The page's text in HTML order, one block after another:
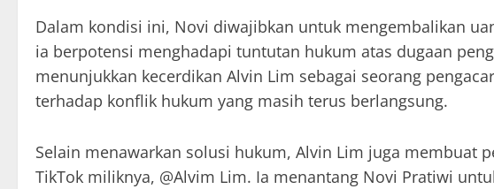
Dalam kondisi ini, Novi diwajibkan untuk mengembalikan
ia berpotensi menghadapi tuntutan hukum atas dugaan
menunjukkan kecerdikan Alvin Lim sebagai seorang
terhadap konflik hukum yang masih terus berlangsung.
Selain menawarkan solusi hukum, Alvin Lim juga membuat
TikTok miliknya, @Alvim Lim. Ia menantang Novi Pratiwi